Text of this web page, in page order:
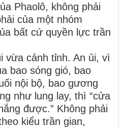
Phaolô, không phải
của một nhóm
bất cứ quyền lực trần
vừa cảnh tỉnh. An ủi, vì
bao sóng gió, bao
nội bộ, bao gương
như lung lay, thì “cửa
được.” Không phải
kiểu trần gian,